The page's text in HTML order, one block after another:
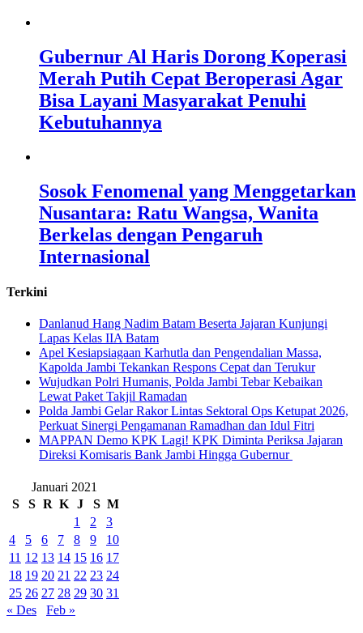
Gubernur Al Haris Dorong Koperasi
Merah Putih Cepat Beroperasi Agar
Bisa Layani Masyarakat Penuhi
Kebutuhannya
Sosok Fenomenal yang Menggetarkan
Nusantara: Ratu Wangsa, Wanita
Berkelas dengan Pengaruh
Internasional
Terkini
Danlanud Hang Nadim Batam Beserta Jajaran Kunjungi
Lapas Kelas IIA Batam
Apel Kesiapsiagaan Karhutla dan Pengendalian Massa,
Kapolda Jambi Tekankan Respons Cepat dan Terukur
Wujudkan Polri Humanis, Polda Jambi Tebar Kebaikan
Lewat Paket Takjil Ramadan
Polda Jambi Gelar Rakor Lintas Sektoral Ops Ketupat 2026,
Perkuat Sinergi Pengamanan Ramadhan dan Idul Fitri
‎MAPPAN Demo KPK Lagi! KPK Diminta Periksa Jajaran
Direksi Komisaris Bank Jambi Hingga Gubernur ‎
Januari 2021
S
S R K J S M
1
2
3
4
5 6 7 8 9
10
11 12 13 14 15 16 17
18 19 20 21 22 23 24
25 26 27 28 29 30 31
« Des
Feb »